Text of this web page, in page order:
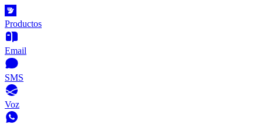
Productos
Email
SMS
Voz